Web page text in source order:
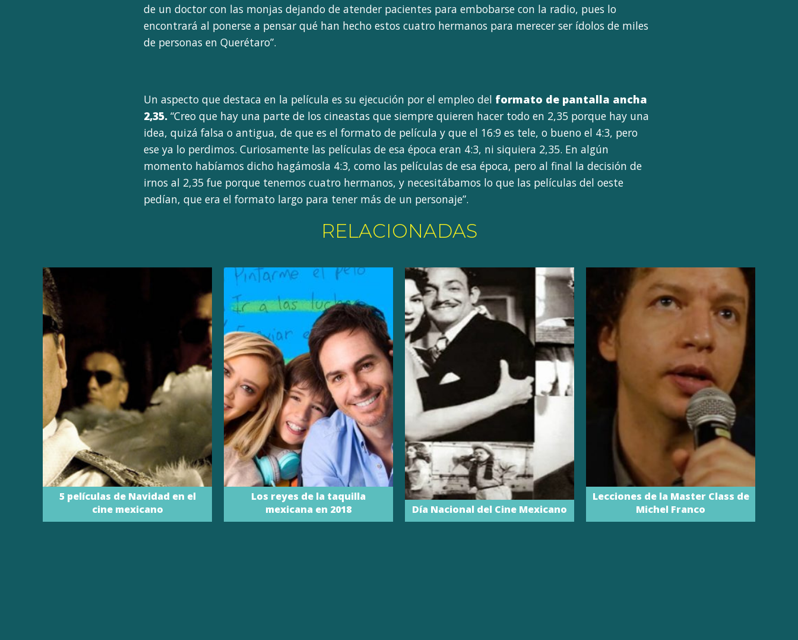
de un doctor con las monjas dejando de atender pacientes para embobarse con la radio, pues lo
encontrará al ponerse a pensar qué han hecho estos cuatro hermanos para merecer ser ídolos de miles
de personas en Querétaro”.
Un aspecto que destaca en la película es su ejecución por el empleo del formato de pantalla ancha
2,35. “Creo que hay una parte de los cineastas que siempre quieren hacer todo en 2,35 porque hay una
idea, quizá falsa o antigua, de que es el formato de película y que el 16:9 es tele, o bueno el 4:3, pero
ese ya lo perdimos. Curiosamente las películas de esa época eran 4:3, ni siquiera 2,35. En algún
momento habíamos dicho hagámosla 4:3, como las películas de esa época, pero al final la decisión de
irnos al 2,35 fue porque tenemos cuatro hermanos, y necesitábamos lo que las películas del oeste
pedían, que era el formato largo para tener más de un personaje”.
RELACIONADAS
5 películas de Navidad en el
cine mexicano
Los reyes de la taquilla
mexicana en 2018
Día Nacional del Cine Mexicano
Lecciones de la Master Class de
Michel Franco